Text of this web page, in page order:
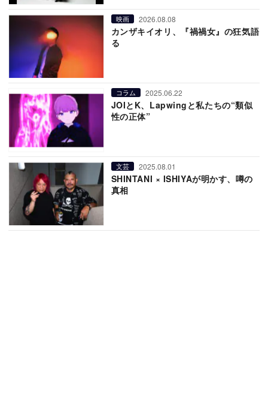
映画 2026.08.08
カンザキイオリ、『禍禍女』の狂気語
る
コラム 2025.06.22
JOIとK、Lapwingと私たちの“類似
性の正体”
文芸 2025.08.01
SHINTANI × ISHIYAが明かす、噂の
真相